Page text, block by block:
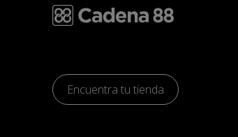
Encuentra tu tienda